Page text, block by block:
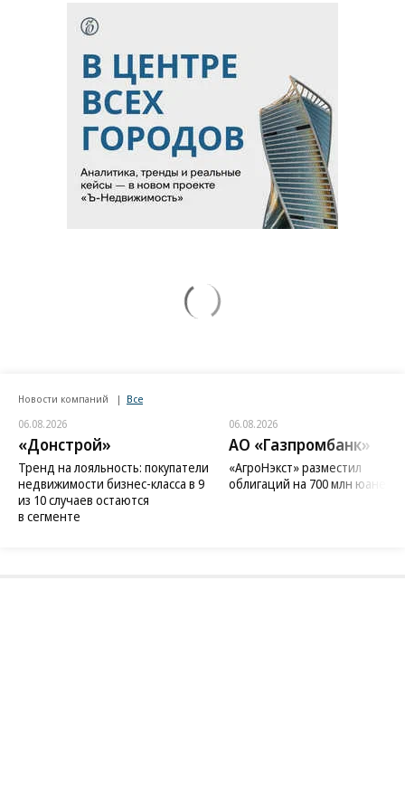
Новости компаний Все
06.08.2026
«Донстрой»
Тренд на лояльность: покупатели
недвижимости бизнес-класса в 9
из 10 случаев остаются
в сегменте
06.08.2026
АО «Газпромбанк»
«АгроНэкст» разместил
облигаций на 700 млн юаней